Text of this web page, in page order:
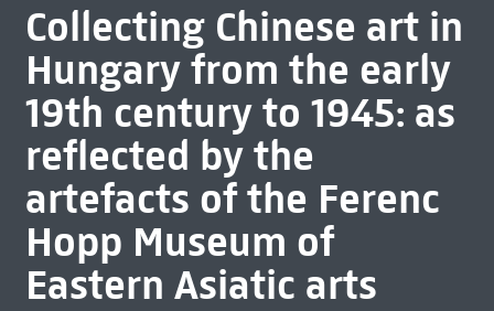
Collecting Chinese art in
Hungary from the early
19th century to 1945: as
reflected by the
artefacts of the Ferenc
Hopp Museum of
Eastern Asiatic arts